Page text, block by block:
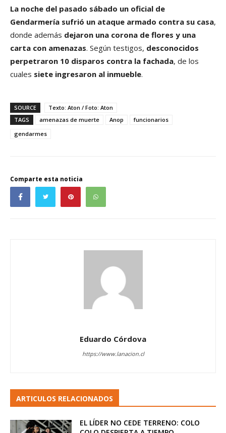
La noche del pasado sábado un oficial de
Gendarmería sufrió un ataque armado contra su casa,
donde además dejaron una corona de flores y una
carta con amenazas. Según testigos, desconocidos
perpetraron 10 disparos contra la fachada, de los
cuales siete ingresaron al inmueble.
SOURCE
Texto: Aton / Foto: Aton
TAGS
amenazas de muerte Anop
funcionarios
gendarmes
Comparte esta noticia
Eduardo Córdova
https://www.lanacion.cl
ARTICULOS RELACIONADOS
EL LÍDER NO CEDE TERRENO: COLO